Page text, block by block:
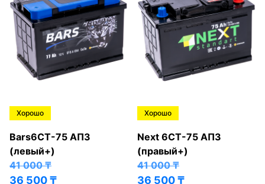
Хорошо
Bars6СТ-75 АПЗ
(левый+)
41 000₸
36 500₸
Хорошо
Next 6СТ-75 АПЗ
(правый+)
41 000₸
36 500₸